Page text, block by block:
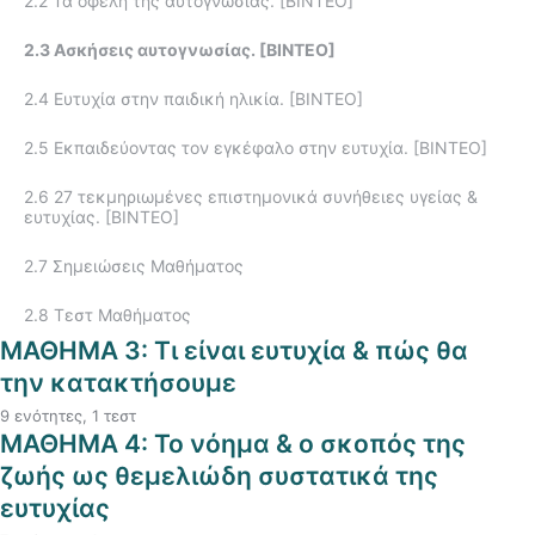
1.9 Επίλογος [ΒΙΝΤΕΟ]
1.10 Σημειώσεις Μαθήματος
1.11 Τεστ Μαθήματος
2.3 Ασκήσεις αυτογνωσίας. [ΒΙΝΤΕΟ]
2.4 Ευτυχία στην παιδική ηλικία. [ΒΙΝΤΕΟ]
2.5 Εκπαιδεύοντας τον εγκέφαλο στην ευτυχία. [ΒΙΝΤΕΟ]
2.6 27 τεκμηριωμένες επιστημονικά συνήθειες υγείας &
ευτυχίας. [ΒΙΝΤΕΟ]
2.7 Σημειώσεις Μαθήματος
2.8 Τεστ Μαθήματος
ΜΑΘΗΜΑ 3: Τι είναι ευτυχία & πώς θα
την κατακτήσουμε
3.1 Εισαγωγή. [ΒΙΝΤΕΟ]
3.2 Ο ορισμός της ευτυχίας. [ΒΙΝΤΕΟ]
9 ενότητες, 1 τεστ
ΜΑΘΗΜΑ 4: Το νόημα & ο σκοπός της
ζωής ως θεμελιώδη συστατικά της
ευτυχίας